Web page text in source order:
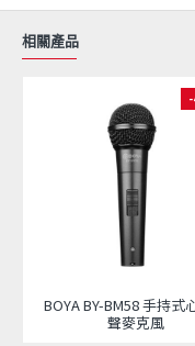
相關產品
BOYA BY-BM58 手持式
聲麥克風